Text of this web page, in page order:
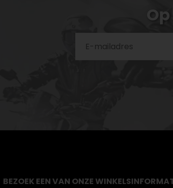
BEZOEK EEN VAN ONZE WINKELS